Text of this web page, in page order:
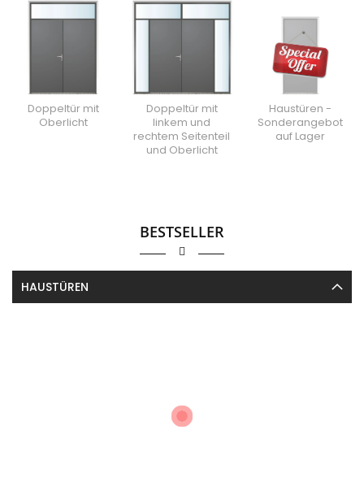
Doppeltür mit
Oberlicht
Doppeltür mit
linkem und
rechtem Seitenteil
und Oberlicht
Haustüren -
Sonderangebot
auf Lager
BESTSELLER
HAUSTÜREN